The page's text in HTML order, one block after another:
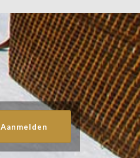
Aanmelden